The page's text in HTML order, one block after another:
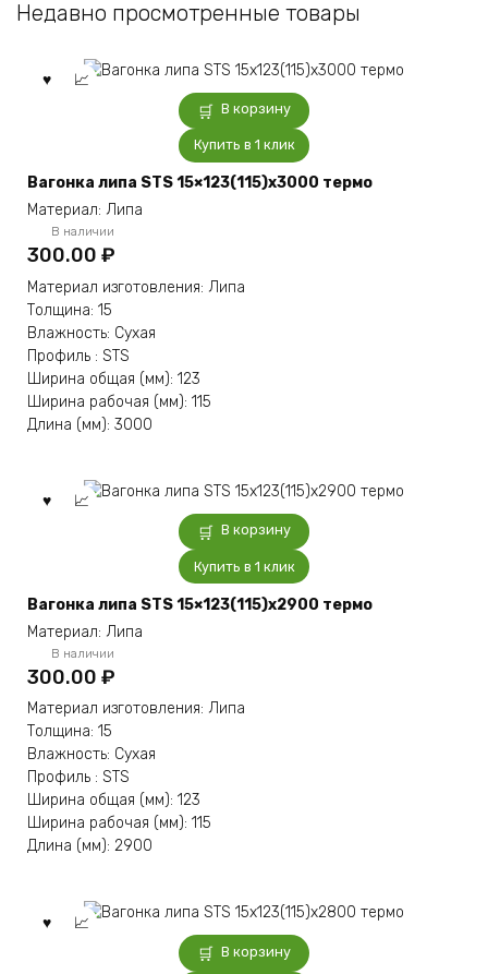
Недавно просмотренные товары
В корзину
Купить в 1 клик
Вагонка липа STS 15×123(115)x3000 термо
Материал: Липа
В наличии
300.00 ₽
Материал изготовления: Липа
Толщина: 15
Влажность: Сухая
Профиль : STS
Ширина общая (мм): 123
Ширина рабочая (мм): 115
Длина (мм): 3000
В корзину
Купить в 1 клик
Вагонка липа STS 15×123(115)x2900 термо
Материал: Липа
В наличии
300.00 ₽
Материал изготовления: Липа
Толщина: 15
Влажность: Сухая
Профиль : STS
Ширина общая (мм): 123
Ширина рабочая (мм): 115
Длина (мм): 2900
В корзину